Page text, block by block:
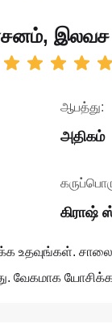
ஆபத்து:
அதிகம்
கிராஷ்
உதவுங்கள்.
வேகமாக